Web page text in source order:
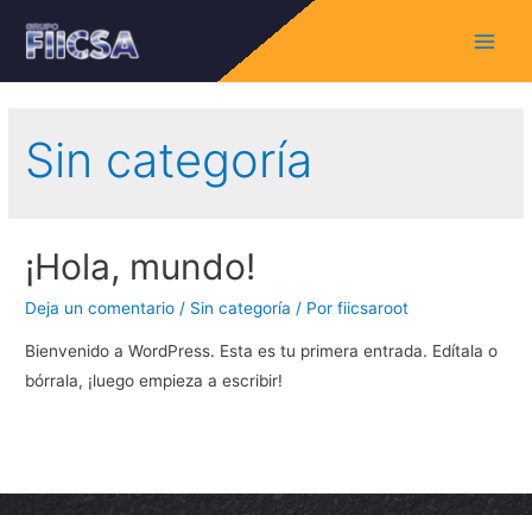
Sin categoría
¡Hola, mundo!
Deja un comentario / Sin categoría / Porfiicsaroot
Bienvenido a WordPress. Esta es tu primera entrada. Edítala o
bórrala, ¡luego empieza a escribir!